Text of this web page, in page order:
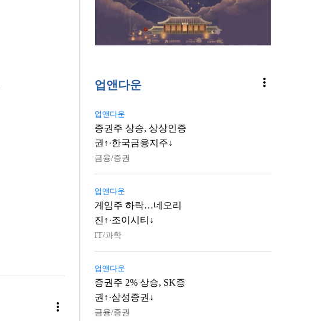
more_vert
업앤다운 more_vert
업앤다운
증권주 상승, 상상인증
권↑·한국금융지주↓
금융/증권
업앤다운
게임주 하락…네오리
진↑·조이시티↓
IT/과학
업앤다운
증권주 2% 상승, SK증
권↑·삼성증권↓
금융/증권